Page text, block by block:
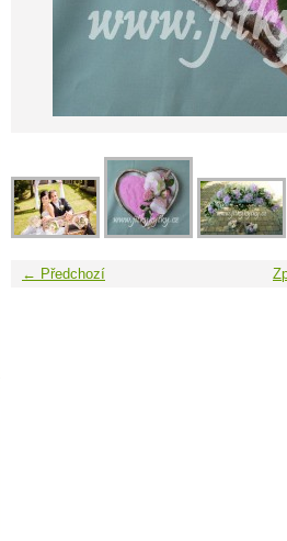
← Předchozí